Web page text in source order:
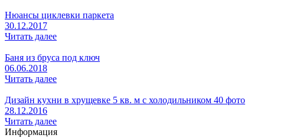
Нюансы циклевки паркета
30.12.2017
Читать далее
Баня из бруса под ключ
06.06.2018
Читать далее
Дизайн кухни в хрущевке 5 кв. м с холодильником 40 фото
28.12.2016
Читать далее
Информация